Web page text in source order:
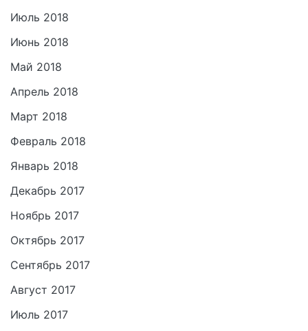
Июль 2018
Июнь 2018
Май 2018
Апрель 2018
Март 2018
Февраль 2018
Январь 2018
Декабрь 2017
Ноябрь 2017
Октябрь 2017
Сентябрь 2017
Август 2017
Июль 2017